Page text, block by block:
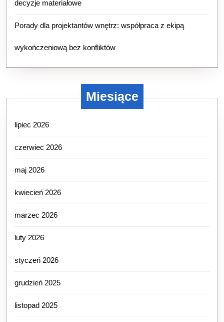
decyzje materiałowe
Porady dla projektantów wnętrz: współpraca z ekipą
wykończeniową bez konfliktów
Miesiące
lipiec 2026
czerwiec 2026
maj 2026
kwiecień 2026
marzec 2026
luty 2026
styczeń 2026
grudzień 2025
listopad 2025